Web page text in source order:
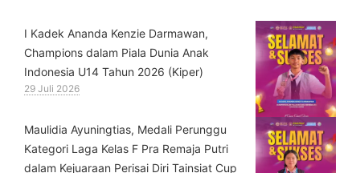
⁠I Kadek Ananda Kenzie Darmawan,
Champions dalam Piala Dunia Anak
Indonesia U14 Tahun 2026 (Kiper)
29 Juli 2026
⁠Maulidia Ayuningtias, Medali Perunggu
Kategori Laga Kelas F Pra Remaja Putri
dalam Kejuaraan Perisai Diri Tainsiat Cup